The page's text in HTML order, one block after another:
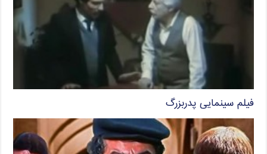
فیلم سینمایی پدربزرگ